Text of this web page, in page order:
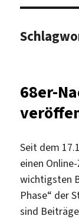
68er-
Seit dem
einen
wichtigsten
Phase“ der
sind